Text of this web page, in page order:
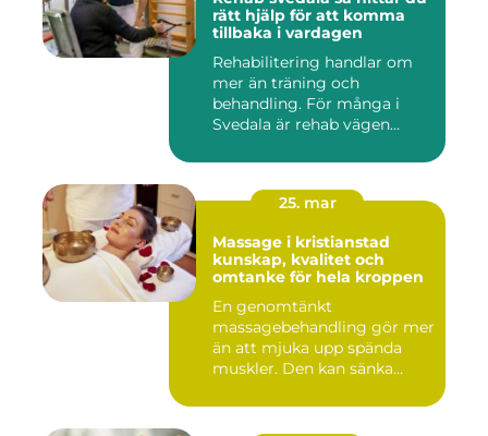
rätt hjälp för att komma
tillbaka i vardagen
Rehabilitering handlar om
mer än träning och
behandling. För många i
Svedala är rehab vägen
25. mar
Massage i kristianstad
kunskap, kvalitet och
omtanke för hela kroppen
En genomtänkt
massagebehandling gör mer
än att mjuka upp spända
muskler. Den kan sänka